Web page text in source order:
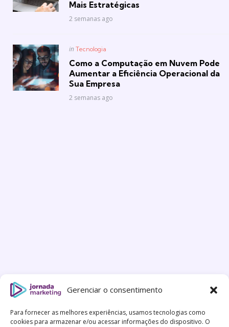
Gerenciar o consentimento
Para fornecer as melhores experiências, usamos tecnologias como
cookies para armazenar e/ou acessar informações do dispositivo. O
Mais Estratégicas
2 semanas ago
Posted
in Tecnologia
Como a Computação em Nuvem Pode
Aumentar a Eficiência Operacional da
Sua Empresa
2 semanas ago